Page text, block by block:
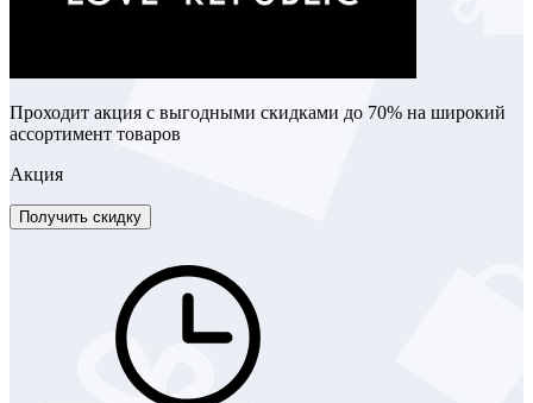
Проходит акция с выгодными скидками до 70% на широкий
ассортимент товаров
Акция
Получить скидку